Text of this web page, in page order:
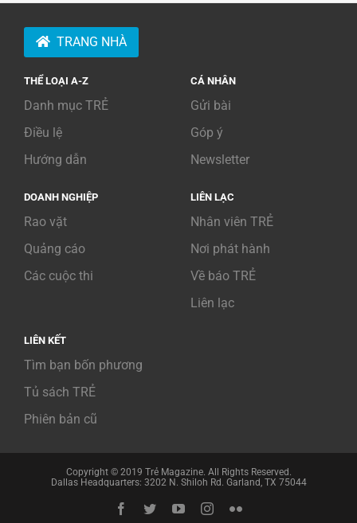
TRANG NHÀ
THỂ LOẠI A-Z
Danh mục TRẺ
Điều lệ
Hướng dẫn
CÁ NHÂN
Gửi bài
Góp ý
Newsletter
DOANH NGHIỆP
Rao vặt
Quảng cáo
Các cuộc thi
LIÊN LẠC
Nhân viên TRẺ
Nơi phát hành
Về báo TRẺ
Liên lạc
LIÊN KẾT
Tìm bạn bốn phương
Tủ sách TRẺ
Phiên bản cũ
Copyright © 2019 Trẻ Magazine. All Rights Reserved.
Dallas Headquarters: 3202 N. Shiloh Rd. Garland, TX 75044
Facebook
TwitterYouTubeInstagram
Flickr